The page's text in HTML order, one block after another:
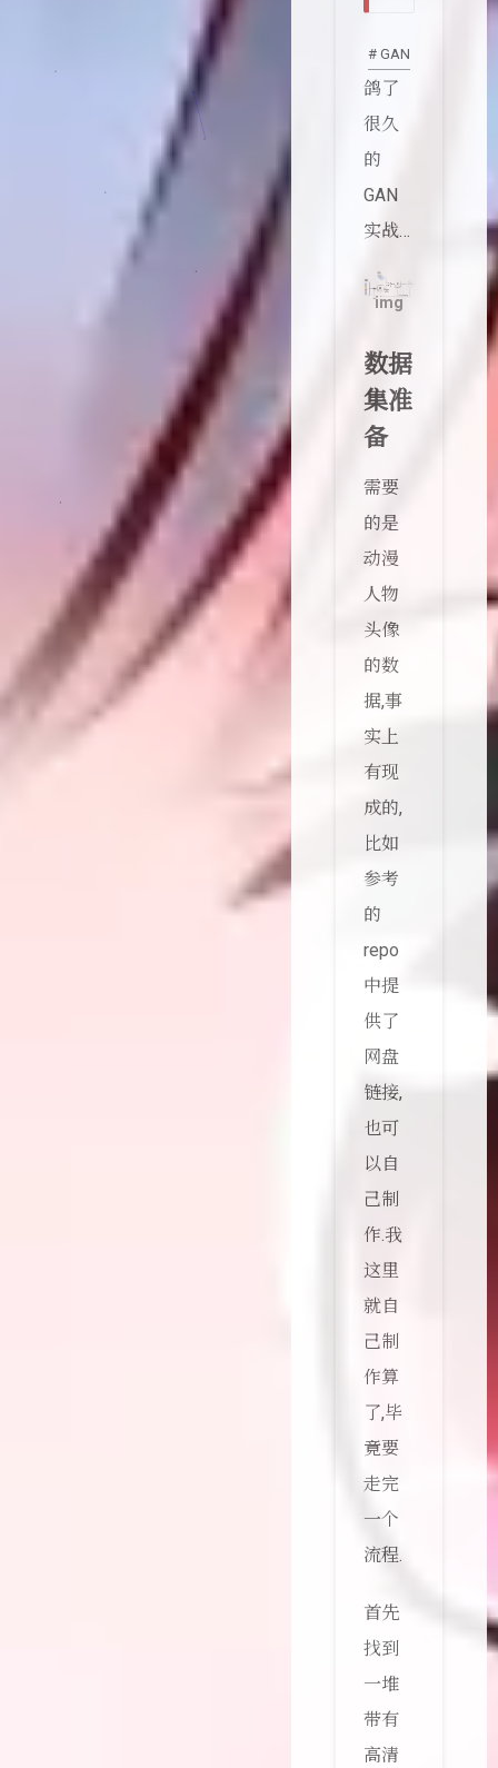
# GAN
鸽了
很久
的
GAN
实战…
img
数据
集准
备
需要
的是
动漫
人物
头像
的数
据,事
实上
有现
成的,
比如
参考
的
repo
中提
供了
网盘
链接,
也可
以自
己制
作.我
这里
就自
己制
作算
了,毕
竟要
走完
一个
流程.
首先
找到
一堆
带有
高清